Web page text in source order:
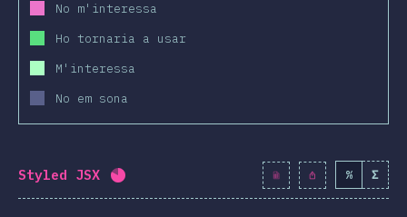
No m'interessa
Ho tornaria a usar
M'interessa
No em sona
Styled JSX Percentatge completat: 80.8 ( 9282 )
% Σ